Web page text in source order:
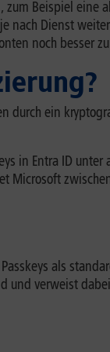
Beispiel eine
nach Dienst
noch besser
durch ein
in Entra ID
Microsoft
als
und verweist